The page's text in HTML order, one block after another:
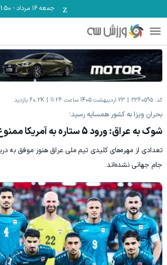
جمعه ۱۶ مرداد -
کد: 2360595 23 اردیبهشت 1405 ساعت 11:26 60.2K بازدید
بحران ویزا به کشور همسایه رسید؛
شوک به عراق: ورود 5 ستاره به آمریکا ممنوع!
تعدادی از مهره‌های کلیدی تیم ملی عراق هنوز موفق به
جام جهانی نشده‌اند.